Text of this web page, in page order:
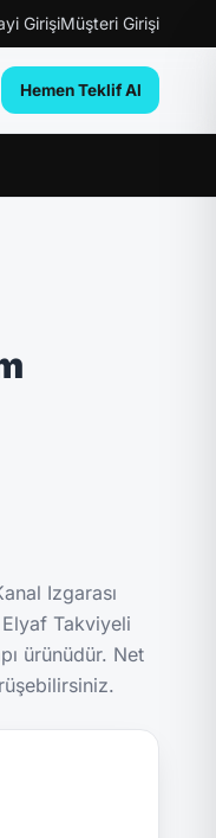
GirişiMüşteri Girişi
Hemen Teklif Al
Izgarası
Takviyeli
ürünüdür. Net